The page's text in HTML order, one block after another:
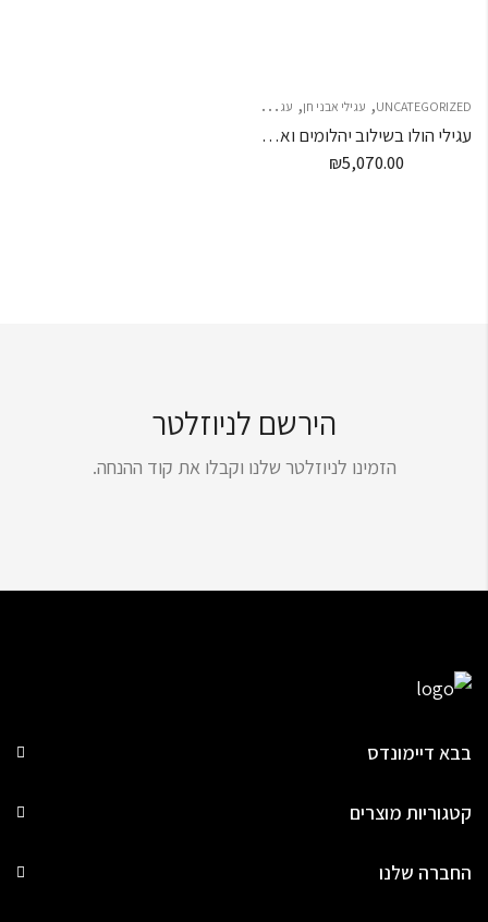
UNCATEGORIZED
, עגילי אבני חן, עגילי יהלומים
עגילי הולו בשילוב יהלומים ואבני חן
₪5,070.00
הירשם לניוזלטר
הזמינו לניוזלטר שלנו וקבלו את קוד ההנחה.
בבא דיימונדס
קטגוריות מוצרים
החברה שלנו